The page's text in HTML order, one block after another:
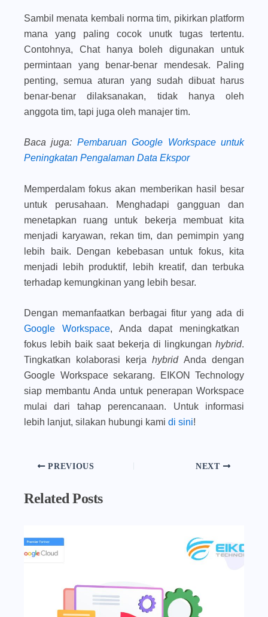
Sambil menata kembali norma tim, pikirkan platform
mana yang paling cocok unutk tugas tertentu.
Contohnya, Chat hanya boleh digunakan untuk
permintaan yang benar-benar mendesak. Paling
penting, semua aturan yang sudah dibuat harus
benar-benar dilaksanakan, tidak hanya oleh
anggota tim, tapi juga oleh manajer tim.
Baca juga: Pembaruan Google Workspace untuk
Peningkatan Pengalaman Data Ekspor
Memperdalam fokus akan memberikan hasil besar
untuk perusahaan. Menghadapi gangguan dan
menetapkan ruang untuk bekerja membuat kita
menjadi karyawan, rekan tim, dan pemimpin yang
lebih baik. Dengan kebebasan untuk fokus, kita
menjadi lebih produktif, lebih kreatif, dan terbuka
terhadap kemungkinan yang lebih besar.
Dengan memanfaatkan berbagai fitur yang ada di
Google Workspace, Anda dapat meningkatkan
fokus lebih baik saat bekerja di lingkungan hybrid.
Tingkatkan kolaborasi kerja hybrid Anda dengan
Google Workspace sekarang. EIKON Technology
siap membantu Anda untuk penerapan Workspace
mulai dari tahap perencanaan. Untuk informasi
lebih lanjut, silakan hubungi kami di sini!
PREVIOUS NEXT
Related Posts